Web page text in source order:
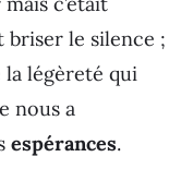
le silence ;
légèreté qui
nous a
espérances.